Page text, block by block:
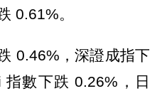
0.61%。
0.46%，深證成指下
數下跌 0.26%，日